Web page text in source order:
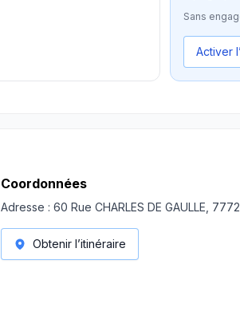
Sans
Activer
Coordonnées
Adresse : 60 Rue CHARLES DE GAULLE,
Obtenir l’itinéraire